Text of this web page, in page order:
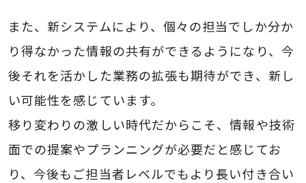
また、新システムにより、個々の担当でしか分か
り得なかった情報の共有ができるようになり、今
後それを活かした業務の拡張も期待ができ、新し
い可能性を感じています。
移り変わりの激しい時代だからこそ、情報や技術
面での提案やプランニングが必要だと感じてお
り、今後もご担当者レベルでもより長い付き合い